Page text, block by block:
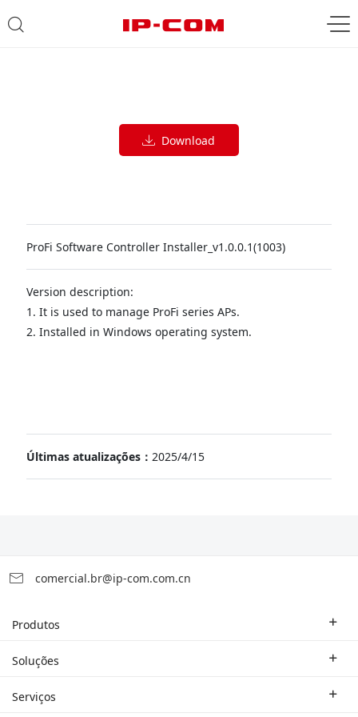
Download
ProFi Software Controller Installer_v1.0.0.1(1003)
Version description:
1. It is used to manage ProFi series APs.
2. Installed in Windows operating system.
Últimas atualizações： 2025/4/15
comercial.br@ip-com.com.cn
Produtos
Roteador Empresarial
Soluções
Soluções Industriais
Serviços